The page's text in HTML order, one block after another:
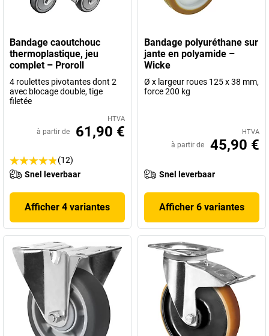
Bandage caoutchouc
thermoplastique, jeu
complet – Proroll
4 roulettes pivotantes dont 2
avec blocage double, tige
filetée
HTVA
à partir de 61,90 €
(12)
Snel leverbaar
Afficher 4 variantes
Bandage polyuréthane sur
jante en polyamide –
Wicke
Ø x largeur roues 125 x 38 mm,
force 200 kg
HTVA
à partir de 45,90 €
Snel leverbaar
Afficher 6 variantes